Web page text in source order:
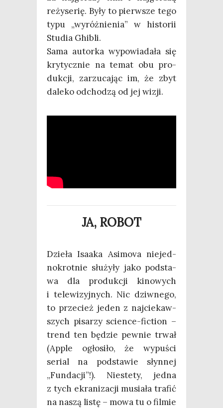
reży­se­rię. Były to pierw­sze tego
typu „wyróż­nie­nia” w histo­rii
Stu­dia Ghibli.
Sama autor­ka wypo­wia­da­ła się
kry­tycz­nie na temat obu pro­
duk­cji, zarzu­ca­jąc im, że zbyt
dale­ko odcho­dzą od jej wizji.
JA, ROBOT
Dzie­ła Isa­aka Asi­mo­va nie­jed­
no­krot­nie słu­ży­ły jako pod­sta­
wa dla pro­duk­cji kino­wych
i tele­wi­zyj­nych. Nic dziw­ne­go,
to prze­cież jeden z naj­cie­kaw­
szych pisa­rzy scien­ce-fic­tion –
trend ten będzie pew­nie trwał
(Apple ogło­si­ło, że wypu­ści
serial na pod­sta­wie słyn­nej
„Fun­da­cji”!). Nie­ste­ty, jed­na
z tych ekra­ni­za­cji musia­ła tra­fić
na naszą listę – mowa tu o fil­mie